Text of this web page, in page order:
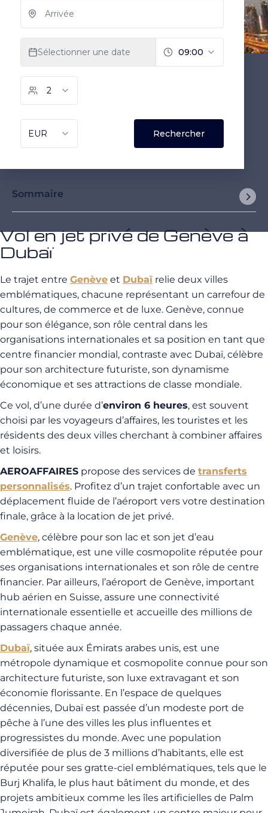
Sommaire
Vol en jet privé de Genève à
Dubaï
Le trajet entre Genève et Dubaï relie deux villes
emblématiques, chacune représentant un carrefour de
cultures, de commerce et de luxe. Genève, connue
pour son élégance, son rôle central dans les
organisations internationales et sa position en tant que
centre financier mondial, contraste avec Dubaï, célèbre
pour son architecture futuriste, son dynamisme
économique et ses attractions de classe mondiale.
Ce vol, d’une durée d’environ 6 heures, est souvent
choisi par les voyageurs d’affaires, les touristes et les
résidents des deux villes cherchant à combiner affaires
et loisirs.
AEROAFFAIRES propose des services de transferts
personnalisés. Profitez d’un trajet confortable avec un
déplacement fluide de l’aéroport vers votre destination
finale, grâce à la location de jet privé.
Genève, célèbre pour son lac et son jet d’eau
emblématique, est une ville cosmopolite réputée pour
ses organisations internationales et son rôle de centre
financier. Par ailleurs, l’aéroport de Genève, important
hub aérien en Suisse, assure une connectivité
internationale essentielle et accueille des millions de
passagers chaque année.
Dubaï, située aux Émirats arabes unis, est une
métropole dynamique et cosmopolite connue pour son
architecture futuriste, son luxe extravagant et son
économie florissante. En l’espace de quelques
décennies, Dubaï est passée d’un modeste port de
pêche à l’une des villes les plus influentes et
progressistes du monde. Avec une population
diversifiée de plus de 3 millions d’habitants, elle est
réputée pour ses gratte-ciel emblématiques, tels que le
Burj Khalifa, le plus haut bâtiment du monde, et des
projets ambitieux comme les îles artificielles de Palm